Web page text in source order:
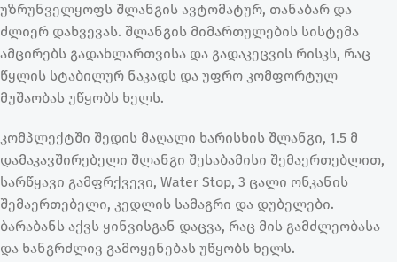
უზრუნველყოფს შლანგის ავტომატურ, თანაბარ და
ძლიერ დახვევას. შლანგის მიმართულების სისტემა
ამცირებს გადახლართვისა და გადაკეცვის რისკს, რაც
წყლის სტაბილურ ნაკადს და უფრო კომფორტულ
მუშაობას უწყობს ხელს.
კომპლექტში შედის მაღალი ხარისხის შლანგი, 1.5 მ
დამაკავშირებელი შლანგი შესაბამისი შემაერთებლით,
სარწყავი გამფრქვევი, Water Stop, 3 ცალი ონკანის
შემაერთებელი, კედლის სამაგრი და დუბელები.
ბარაბანს აქვს ყინვისგან დაცვა, რაც მის გამძლეობასა
და ხანგრძლივ გამოყენებას უწყობს ხელს.